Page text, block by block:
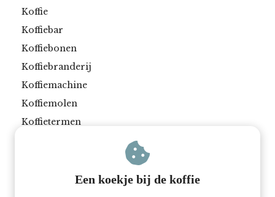
Koffie
Koffiebar
Koffiebonen
Koffiebranderij
Koffiemachine
Koffiemolen
Koffietermen
Melk opschuimenEen koekje bij de koffie